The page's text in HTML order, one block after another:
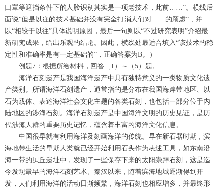
口罩等遮挡条件下的人脸识别其实是一项老技术，此前……”。横线后
面说“但是以往的技术基础并没有完全打消人们对……的顾虑”，并
以“相较于以往”具体说明原因，最后一句则以“不过研究表明”介绍最
新研究成果，给出乐观的结论。因此，横线处最适合填入“该技术的稳
定性和准确率是有一定基础的”，正确答案为B。）
例题7：根据所给材料，回答（1）～（5）题。
海洋石刻遗产是我国海洋遗产中具有独特意义的一类物质文化遗
产类别。所谓海洋石刻遗产，通常指的是分布在我国海岸带地区、以
石为载体、表述海洋社会文化主题的各类石刻，也包括一部分位于内
陆地区的涉海石刻。海洋石刻遗产是中国海洋文明的历史见证，是历
代涉海人群的重要历史记忆，蕴含着丰富的海洋文化信息。
中国很早就有利用海洋及刻画海洋的传统。早在新石器时期，滨
海地带生活的早期人类就已经开始利用石头作为表述工具，如东南沿
海一带的贝丘遗址中，发现了一些保存下来的太阳崇拜石刻，这是迄
今发现最早的海洋石刻艺术。秦汉以来，随着滨海地域逐渐得到开
发，人们利用海洋的活动日渐频繁，海洋石刻也相应增多，并最终形